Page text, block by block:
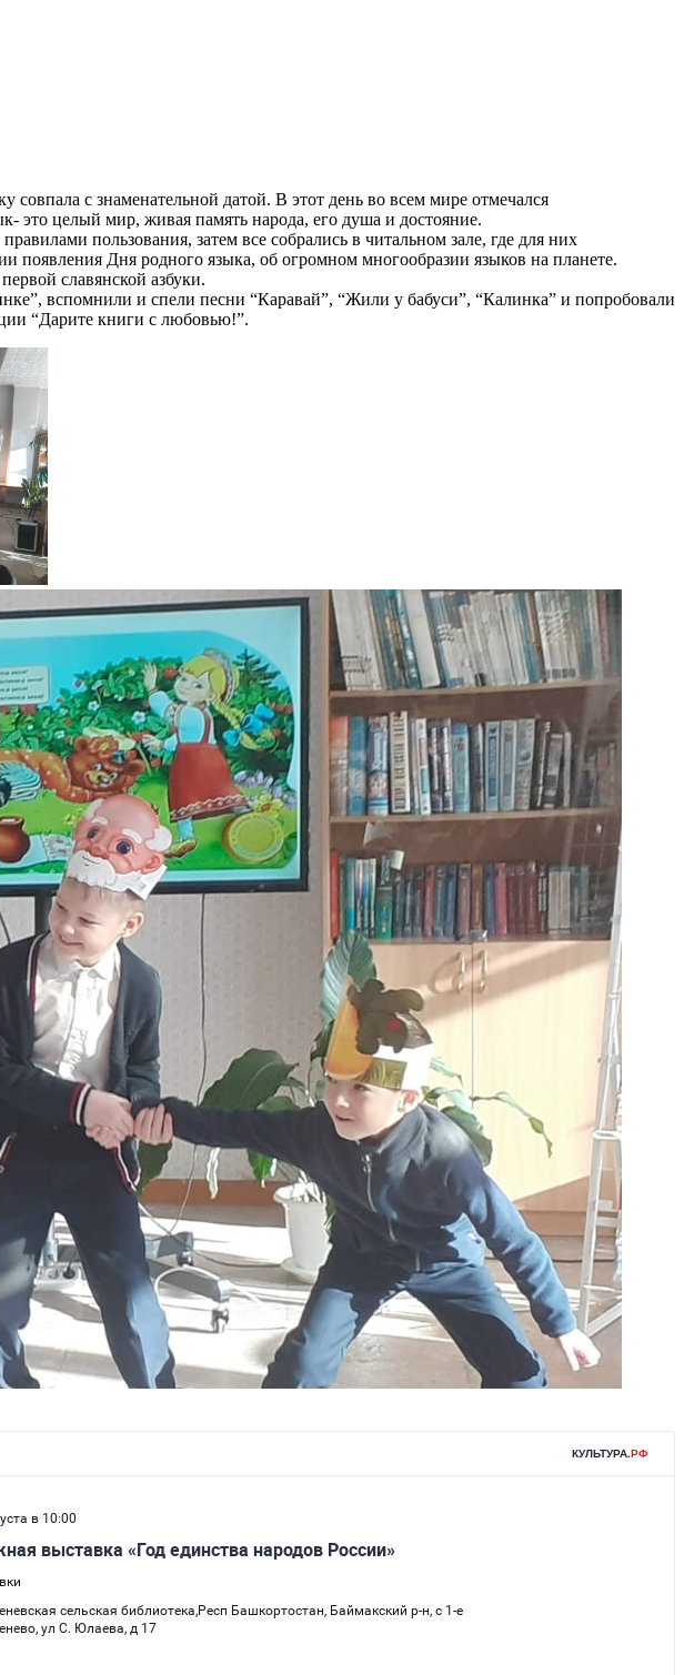
с знаменательной датой. В этот день во всем мире отмечался
это целый мир, живая память народа, его душа и достояние.
пользования, затем все собрались в читальном зале, где для них
появления Дня родного языка, об огромном многообразии языков на планете.
славянской азбуки.
вспомнили и спели песни “Каравай”, “Жили у бабуси”, “Калинка” и попробовали
“Дарите книги с любовью!”.